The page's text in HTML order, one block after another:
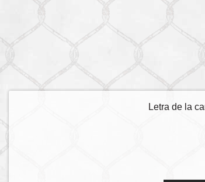
Letra de la